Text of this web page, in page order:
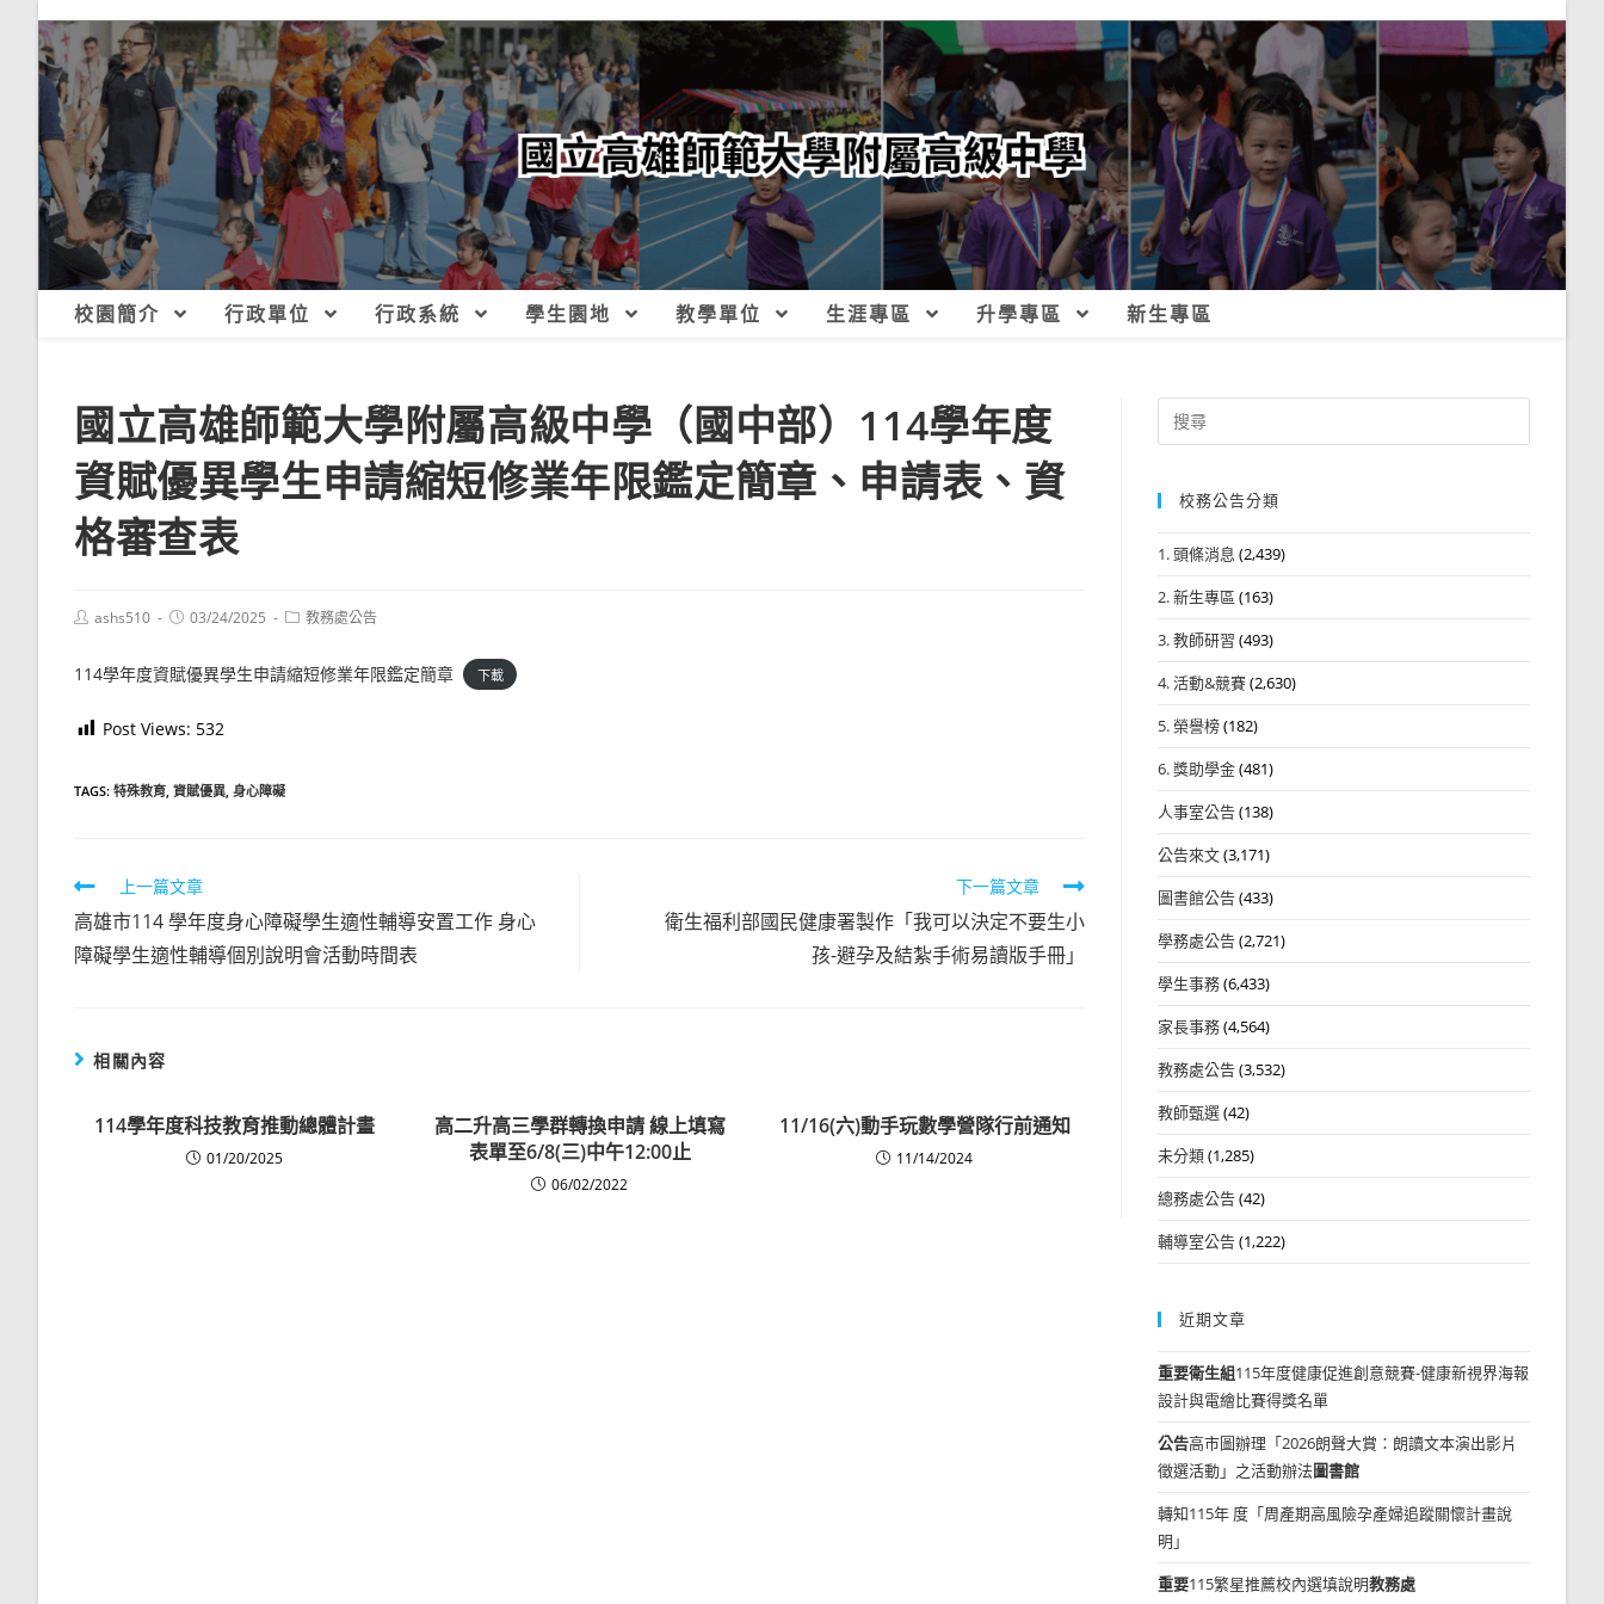
校園簡介 行政單位 行政系統 學生園地 教學單位 生涯專區 升學專區 新生專區
國立高雄師範大學附屬高級中學（國中部）114學年度
資賦優異學生申請縮短修業年限鑑定簡章、申請表、資
格審查表
Postashs510
Post03/24/2025
Post教務處公告
114學年度資賦優異學生申請縮短修業年限鑑定簡章 下載
Post Views: 532
TAGS: 特殊教育 資賦優異 身心障礙
Read
more
articles
上一篇文章
高雄市114 學年度身心障礙學生適性輔導安置工作 身心
障礙學生適性輔導個別說明會活動時間表
下一篇文章
衛生福利部國民健康署製作「我可以決定不要生小
孩-避孕及結紮手術易讀版手冊」
相關內容
114學年度科技教育推動總體計畫
01/20/2025
高二升高三學群轉換申請 線上填寫
表單至6/8(三)中午12:00止
06/02/2022
11/16(六)動手玩數學營隊行前通知
11/14/2024
Search
for:
校務公告分類
1. 頭條消息 (2,439)
2. 新生專區 (163)
3. 教師研習 (493)
4. 活動&競賽(2,630)
5. 榮譽榜(182)
6. 獎助學金(481)
人事室公告(138)
公告來文(3,171)
圖書館公告(433)
學務處公告(2,721)
學生事務(6,433)
家長事務(4,564)
教務處公告(3,532)
教師甄選(42)
未分類(1,285)
總務處公告(42)
輔導室公告(1,222)
近期文章
重要衛生組115年度健康促進創意競賽-健康新視界海報
設計與電繪比賽得獎名單
公告高市圖辦理「2026朗聲大賞：朗讀文本演出影片
徵選活動」之活動辦法圖書館
轉知115年 度「周產期高風險孕產婦追蹤關懷計畫說
明」
重要115繁星推薦校內選填說明教務處